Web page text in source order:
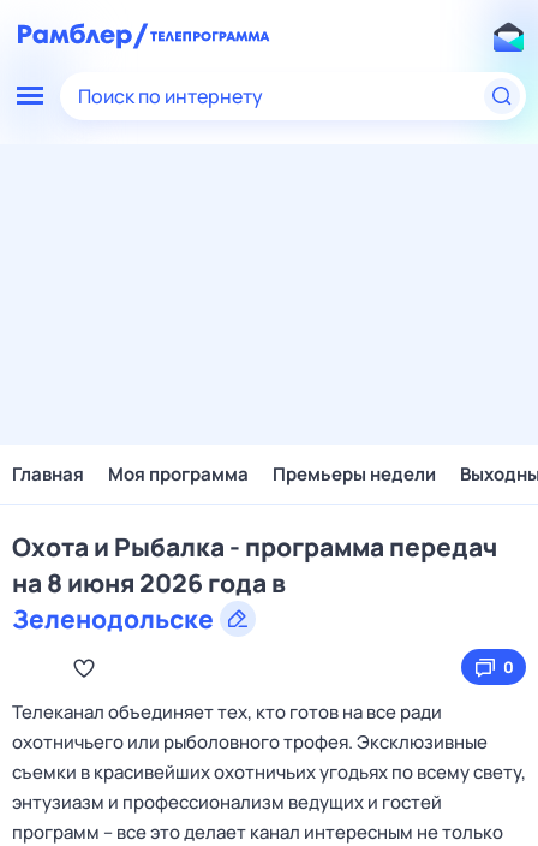
Поиск по интернету
Главная Моя программа Премьеры недели
Охота и Рыбалка - программа передач
на 8 июня 2026 года в
Зеленодольске
0
Телеканал объединяет тех, кто готов на все ради
охотничьего или рыболовного трофея. Эксклюзивные
съемки в красивейших охотничьих угодьях по всему свету,
энтузиазм и профессионализм ведущих и гостей
программ – все это делает канал интересным не только